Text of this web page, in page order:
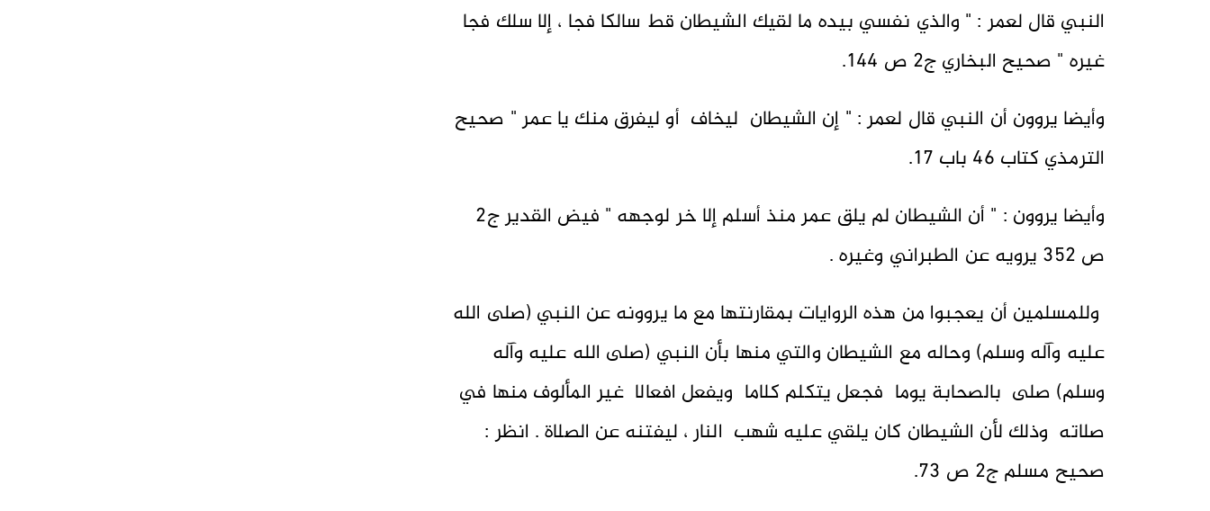
النبي قال لعمر : " والذي نفسي بيده ما لقيك الشيطان قط سالكا فجا ، إلا سلك فجا
غيره " صحيح البخاري ج2 ص 144.
وأيضا يروون أن النبي قال لعمر : " إن الشيطان ليخاف أو ليفرق منك يا عمر " صحيح
الترمذي كتاب 46 باب 17.
وأيضا يروون : " أن الشيطان لم يلق عمر منذ أسلم إلا خر لوجهه " فيض القدير ج2
ص 352 يرويه عن الطبراني وغيره .
وللمسلمين أن يعجبوا من هذه الروايات بمقارنتها مع ما يروونه عن النبي (صلى الله
عليه وآله وسلم) وحاله مع الشيطان والتي منها بأن النبي (صلى الله عليه وآله
وسلم) صلى بالصحابة يوما فجعل يتكلم كلاما ويفعل افعالا غير المألوف منها في
صلاته وذلك لأن الشيطان كان يلقي عليه شهب النار ، ليفتنه عن الصلاة . انظر :
صحيح مسلم ج2 ص 73.